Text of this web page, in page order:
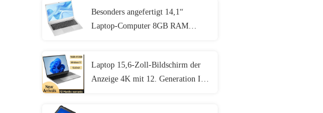
Besonders angefertigt 14,1“
Laptop-Computer 8GB RAM
Laptop 15,6-Zoll-Bildschirm der
Anzeige 4K mit 12. Generation I3